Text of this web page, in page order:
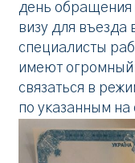
день обращения
визу для въезда
специалисты
имеют огромный
связаться в
по указанным